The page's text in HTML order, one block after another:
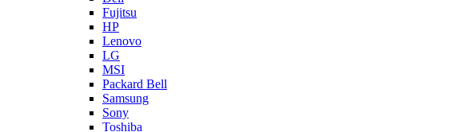
Fujitsu
HP
Lenovo
LG
MSI
Packard Bell
Samsung
Sony
Toshiba